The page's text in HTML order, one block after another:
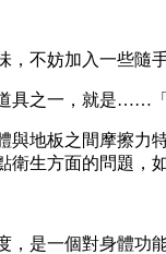
，不妨加入一些隨
具之一，就是……
與地板之間摩擦力
衛生方面的問題，
，是一個對身體功